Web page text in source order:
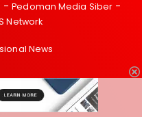
Pedoman Media Siber
Network
News